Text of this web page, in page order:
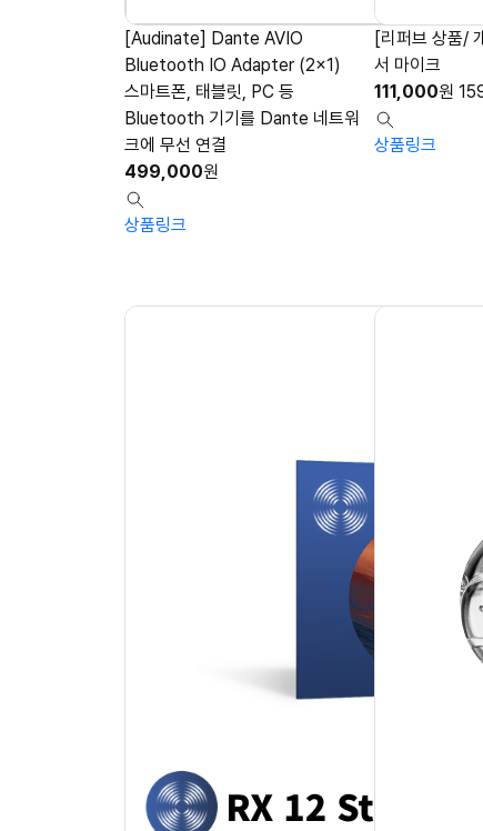
[Audinate] Dante AVIO
Bluetooth IO Adapter (2x1)
스마트폰, 태블릿, PC 등
Bluetooth 기기를 Dante 네트워
크에 무선 연결
499,000원
상품링크
[리퍼브 상품/
서 마이크
111,000원
상품링크